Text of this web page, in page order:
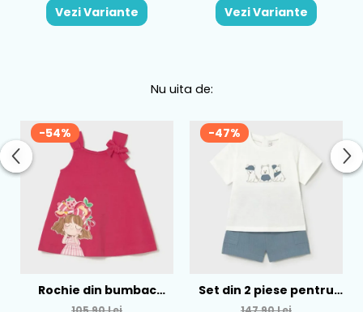
Vezi Variante Vezi Variante
Nu uita de:
-54%
Rochie din bumbac
pentru fete Mayoral,
-47%
Set din 2 piese pentru
baieti Mayoral, Alb-